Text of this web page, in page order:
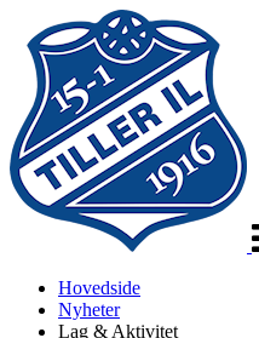
Hovedside
Nyheter
Lag & Aktivitet